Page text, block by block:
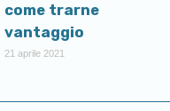
come trarne
vantaggio
21 aprile 2021